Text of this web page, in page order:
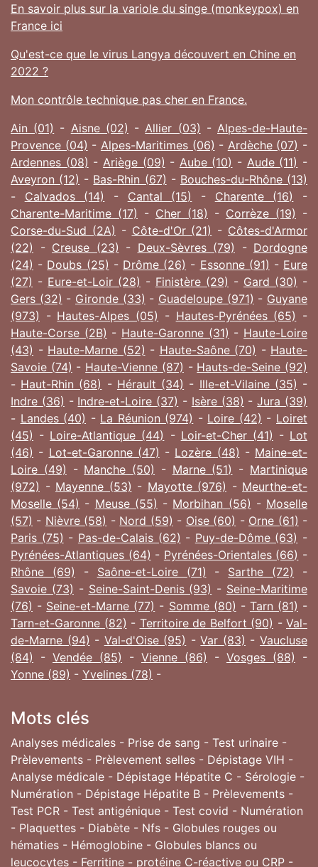
En savoir plus sur la variole du singe (monkeypox) en
France ici
Qu'est-ce que le virus Langya découvert en Chine en
2022 ?
Mon contrôle technique pas cher en France.
Ain (01) - Aisne (02) - Allier (03) - Alpes-de-Haute-
Provence (04) - Alpes-Maritimes (06) - Ardèche (07) -
Ardennes (08) - Ariège (09) - Aube (10) - Aude (11) -
Aveyron (12) - Bas-Rhin (67) - Bouches-du-Rhône (13)
- Calvados (14) - Cantal (15) - Charente (16)
-
Charente-Maritime (17) - Cher (18) - Corrèze (19) -
Corse-du-Sud (2A) - Côte-d'Or (21) - Côtes-d'Armor
(22) - Creuse (23) - Deux-Sèvres (79) - Dordogne
(24) - Doubs (25) - Drôme (26) - Essonne (91) - Eure
(27) - Eure-et-Loir (28) - Finistère (29) - Gard (30) -
Gers (32) - Gironde (33) - Guadeloupe (971) - Guyane
(973) - Hautes-Alpes (05) - Hautes-Pyrénées (65) -
Haute-Corse (2B) - Haute-Garonne (31) - Haute-Loire
(43) - Haute-Marne (52) - Haute-Saône (70) - Haute-
Savoie (74) - Haute-Vienne (87) - Hauts-de-Seine (92)
- Haut-Rhin (68) - Hérault (34) - Ille-et-Vilaine (35) -
Indre (36) - Indre-et-Loire (37) - Isère (38) -Jura (39)
- Landes (40) - La Réunion (974) - Loire (42) - Loiret
(45) - Loire-Atlantique (44) - Loir-et-Cher (41) - Lot
(46) - Lot-et-Garonne (47) - Lozère (48) - Maine-et-
Loire (49) - Manche (50) - Marne (51) - Martinique
(972) - Mayenne (53) - Mayotte (976) - Meurthe-et-
Moselle (54) - Meuse (55) - Morbihan (56) - Moselle
(57) - Nièvre (58) - Nord (59) - Oise (60) - Orne (61) -
Paris (75) - Pas-de-Calais (62) - Puy-de-Dôme (63) -
Pyrénées-Atlantiques (64) - Pyrénées-Orientales (66) -
Rhône (69) - Saône-et-Loire (71) - Sarthe (72)
-
Savoie (73) - Seine-Saint-Denis (93) - Seine-Maritime
(76) - Seine-et-Marne (77) - Somme (80) - Tarn (81) -
Tarn-et-Garonne (82) - Territoire de Belfort (90) - Val-
de-Marne (94) - Val-d'Oise (95) -Var (83) -Vaucluse
(84) - Vendée (85) - Vienne (86) - Vosges (88) -
Yonne (89) - Yvelines (78) -
Mots clés
Analyses médicales - Prise de sang - Test urinaire -
Prèlevements - Prèlevement selles - Dépistage VIH -
Analyse médicale - Dépistage Hépatite C - Sérologie -
Numération - Dépistage Hépatite B - Prèlevements -
Test PCR - Test antigénique - Test covid - Numération
- Plaquettes - Diabète - Nfs - Globules rouges ou
hématies - Hémoglobine - Globules blancs ou
leucocytes - Ferritine - protéine C-réactive ou CRP -